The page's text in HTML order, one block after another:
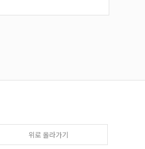
위로 올라가기